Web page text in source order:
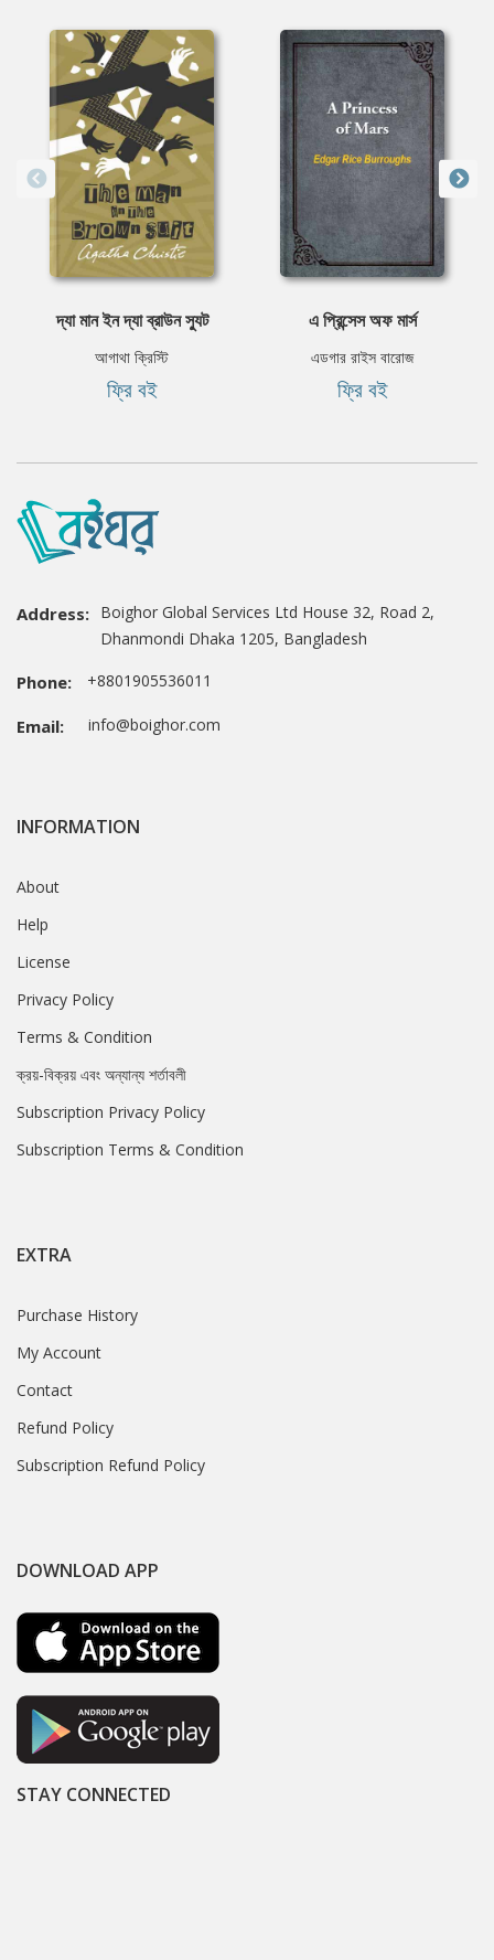
দ্যা মান ইন দ্যা ব্রাউন স্যুট
আগাথা ক্রিস্টি
ফ্রি বই
এ প্রিন্সেস অফ মার্স
এডগার রাইস বারোজ
ফ্রি বই
Address: Boighor Global Services Ltd House 32, Road 2,
Dhanmondi Dhaka 1205, Bangladesh
Phone: +8801905536011
Email: info@boighor.com
INFORMATION
About
Help
License
Privacy Policy
Terms & Condition
ক্রয়-বিক্রয় এবং অন্যান্য শর্তাবলী
Subscription Privacy Policy
Subscription Terms & Condition
EXTRA
Purchase History
My Account
Contact
Refund Policy
Subscription Refund Policy
DOWNLOAD APP
STAY CONNECTED